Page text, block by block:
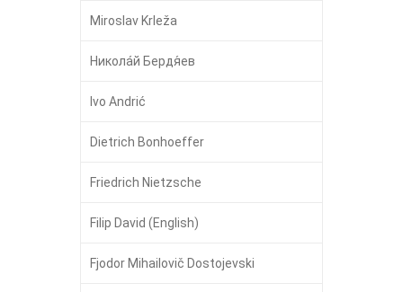
Miroslav Krleža
Никола́й Бердя́ев
Ivo Andrić
Dietrich Bonhoeffer
Friedrich Nietzsche
Filip David (English)
Fjodor Mihailovič Dostojevski